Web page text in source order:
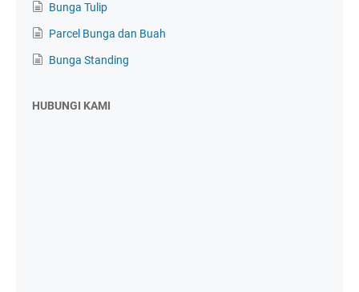
Bunga Tulip
Parcel Bunga dan Buah
Bunga Standing
HUBUNGI KAMI